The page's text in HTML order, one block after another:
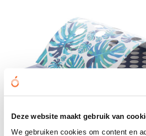
Deze website maakt gebruik van
We gebruiken cookies om content en